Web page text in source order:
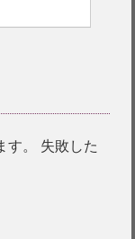
す。 失敗した